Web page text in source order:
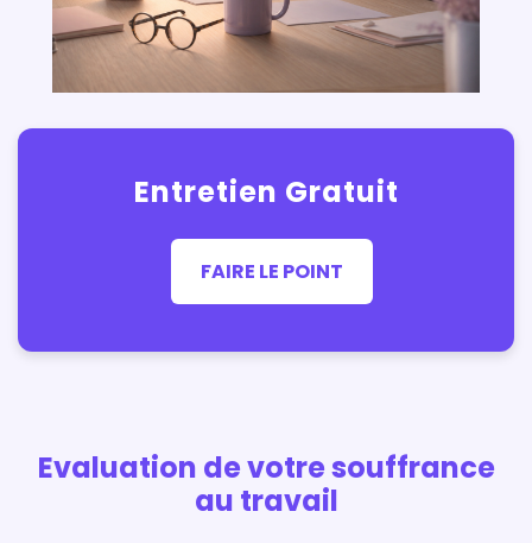
Entretien Gratuit
FAIRE LE POINT
Evaluation de votre souffrance
au travail